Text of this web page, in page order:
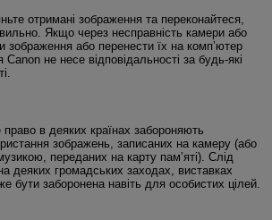
отримані зображення та переконайтеся,
Якщо через несправність камери або
зображення або перенести їх на комп’ютер
не несе відповідальності за будь-які
в деяких країнах забороняють
зображень, записаних на камеру (або
переданих на карту пам’яті). Слід
деяких громадських заходах, виставках
бути заборонена навіть для особистих цілей.